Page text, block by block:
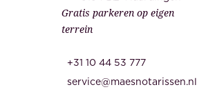
Gratis parkeren op eigen
terrein
+31 10 44 53 777
service@maesnotarissen.nl